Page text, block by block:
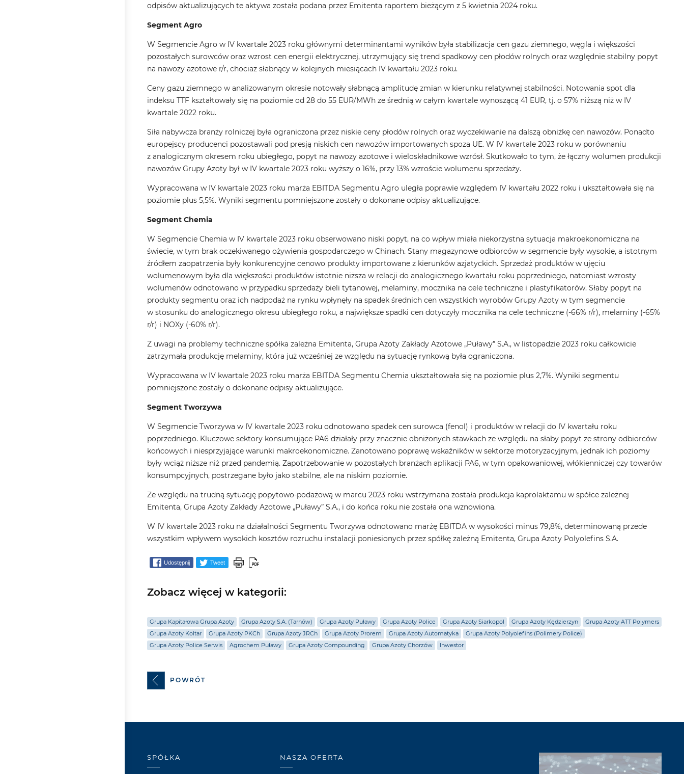
odpisów aktualizujących te aktywa została podana przez Emitenta raportem bieżącym z 5 kwietnia 2024 roku.
Segment Agro
W Segmencie Agro w IV kwartale 2023 roku głównymi determinantami wyników była stabilizacja cen gazu ziemnego, węgla i większości
pozostałych surowców oraz wzrost cen energii elektrycznej, utrzymujący się trend spadkowy cen płodów rolnych oraz względnie stabilny popyt
na nawozy azotowe r/r, chociaż słabnący w kolejnych miesiącach IV kwartału 2023 roku.
Ceny gazu ziemnego w analizowanym okresie notowały słabnącą amplitudę zmian w kierunku relatywnej stabilności. Notowania spot dla
indeksu TTF kształtowały się na poziomie od 28 do 55 EUR/MWh ze średnią w całym kwartale wynoszącą 41 EUR, tj. o 57% niższą niż w IV
kwartale 2022 roku.
Siła nabywcza branży rolniczej była ograniczona przez niskie ceny płodów rolnych oraz wyczekiwanie na dalszą obniżkę cen nawozów. Ponadto
europejscy producenci pozostawali pod presją niskich cen nawozów importowanych spoza UE. W IV kwartale 2023 roku w porównaniu
z analogicznym okresem roku ubiegłego, popyt na nawozy azotowe i wieloskładnikowe wzrósł. Skutkowało to tym, że łączny wolumen produkcji
nawozów Grupy Azoty był w IV kwartale 2023 roku wyższy o 16%, przy 13% wzroście wolumenu sprzedaży.
Wypracowana w IV kwartale 2023 roku marża EBITDA Segmentu Agro uległa poprawie względem IV kwartału 2022 roku i ukształtowała się na
poziomie plus 5,5%. Wyniki segmentu pomniejszone zostały o dokonane odpisy aktualizujące.
Segment Chemia
W Segmencie Chemia w IV kwartale 2023 roku obserwowano niski popyt, na co wpływ miała niekorzystna sytuacja makroekonomiczna na
świecie, w tym brak oczekiwanego ożywienia gospodarczego w Chinach. Stany magazynowe odbiorców w segmencie były wysokie, a istotnym
źródłem zaopatrzenia były konkurencyjne cenowo produkty importowane z kierunków azjatyckich. Sprzedaż produktów w ujęciu
wolumenowym była dla większości produktów istotnie niższa w relacji do analogicznego kwartału roku poprzedniego, natomiast wzrosty
wolumenów odnotowano w przypadku sprzedaży bieli tytanowej, melaminy, mocznika na cele techniczne i plastyfikatorów. Słaby popyt na
produkty segmentu oraz ich nadpodaż na rynku wpłynęły na spadek średnich cen wszystkich wyrobów Grupy Azoty w tym segmencie
w stosunku do analogicznego okresu ubiegłego roku, a największe spadki cen dotyczyły mocznika na cele techniczne (-66% r/r), melaminy (-65%
r/r) i NOXy (-60% r/r).
Z uwagi na problemy techniczne spółka zależna Emitenta, Grupa Azoty Zakłady Azotowe „Puławy” S.A., w listopadzie 2023 roku całkowicie
zatrzymała produkcję melaminy, która już wcześniej ze względu na sytuację rynkową była ograniczona.
Wypracowana w IV kwartale 2023 roku marża EBITDA Segmentu Chemia ukształtowała się na poziomie plus 2,7%. Wyniki segmentu
pomniejszone zostały o dokonane odpisy aktualizujące.
Segment Tworzywa
W Segmencie Tworzywa w IV kwartale 2023 roku odnotowano spadek cen surowca (fenol) i produktów w relacji do IV kwartału roku
poprzedniego. Kluczowe sektory konsumujące PA6 działały przy znacznie obniżonych stawkach ze względu na słaby popyt ze strony odbiorców
końcowych i niesprzyjające warunki makroekonomiczne. Zanotowano poprawę wskaźników w sektorze motoryzacyjnym, jednak ich poziomy
były wciąż niższe niż przed pandemią. Zapotrzebowanie w pozostałych branżach aplikacji PA6, w tym opakowaniowej, włókienniczej czy towarów
konsumpcyjnych, postrzegane było jako stabilne, ale na niskim poziomie.
Ze względu na trudną sytuację popytowo-podażową w marcu 2023 roku wstrzymana została produkcja kaprolaktamu w spółce zależnej
Emitenta, Grupa Azoty Zakłady Azotowe „Puławy” S.A., i do końca roku nie została ona wznowiona.
W IV kwartale 2023 roku na działalności Segmentu Tworzywa odnotowano marżę EBITDA w wysokości minus 79,8%, determinowaną przede
wszystkim wpływem wysokich kosztów rozruchu instalacji poniesionych przez spółkę zależną Emitenta, Grupa Azoty Polyolefins S.A.
Udostępnij Tweet
Zobacz więcej w kategorii:
Grupa Kapitałowa Grupa Azoty Grupa Azoty S.A. (Tarnów) Grupa Azoty Puławy Grupa Azoty Police Grupa Azoty Siarkopol Grupa Azoty Kędzierzyn
Grupa Azoty ATT Polymers
Grupa Azoty Koltar
Grupa Azoty PKCh Grupa Azoty JRCh Grupa Azoty Prorem Grupa Azoty Automatyka
Grupa Azoty Polyolefins (Polimery Police)
Grupa Azoty Police Serwis
Agrochem Puławy Grupa Azoty Compounding Grupa Azoty Chorzów Inwestor
POWRÓT
SPÓŁKA NASZA OFERTA